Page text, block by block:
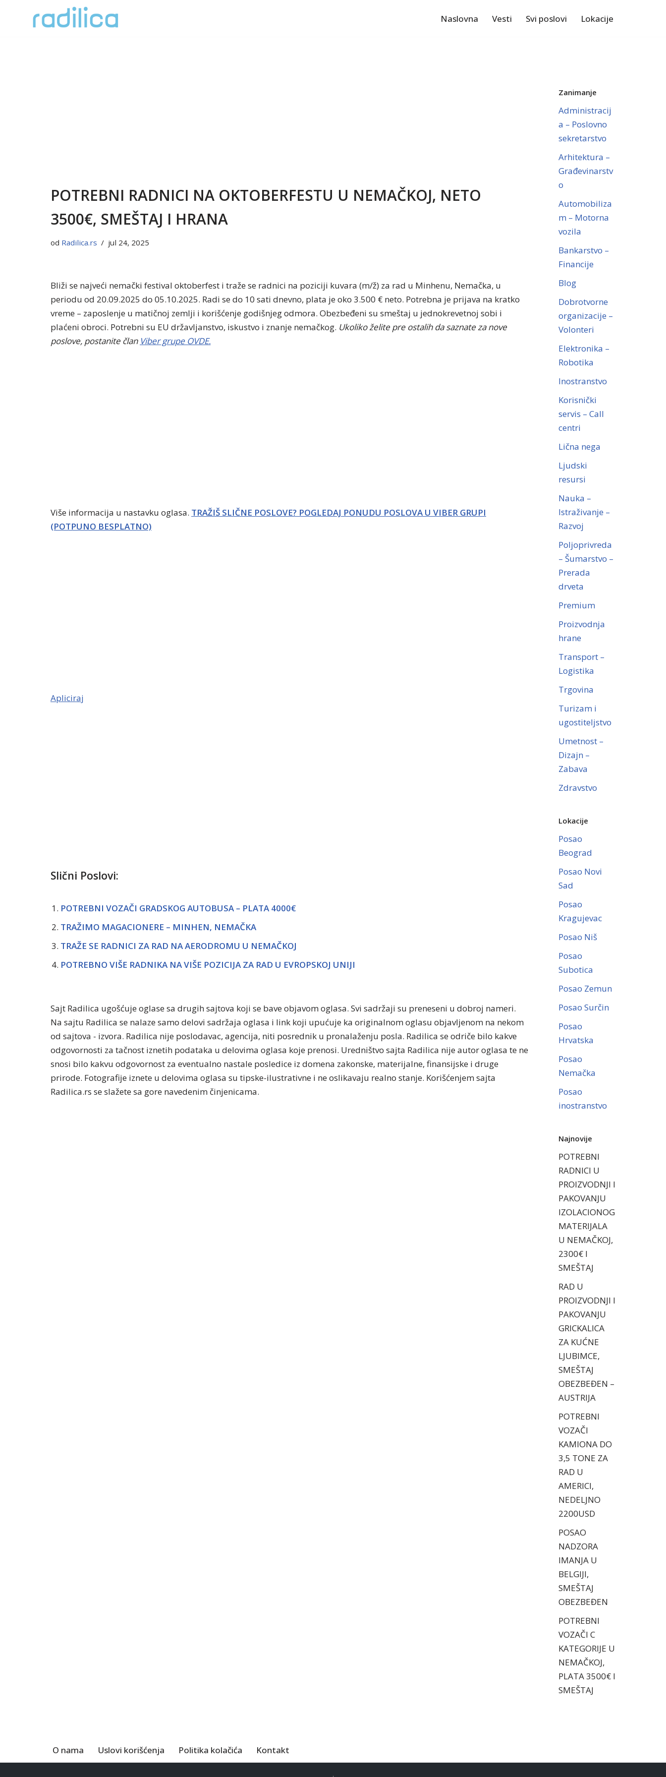
Naslovna Vesti Svi poslovi Lokacije
POTREBNI RADNICI NA OKTOBERFESTU U NEMAČKOJ, NETO
3500€, SMEŠTAJ I HRANA
od Radilica.rs jul 24, 2025
Bliži se najveći nemački festival oktoberfest i traže se radnici na poziciji kuvara (m/ž) za rad u Minhenu, Nemačka, u
periodu od 20.09.2025 do 05.10.2025. Radi se do 10 sati dnevno, plata je oko 3.500 € neto. Potrebna je prijava na kratko
vreme – zaposlenje u matičnoj zemlji i korišćenje godišnjeg odmora. Obezbeđeni su smeštaj u jednokrevetnoj sobi i
plaćeni obroci. Potrebni su EU državljanstvo, iskustvo i znanje nemačkog. Ukoliko želite pre ostalih da saznate za nove
poslove, postanite član Viber grupe OVDE.
Više informacija u nastavku oglasa. TRAŽIŠ SLIČNE POSLOVE? POGLEDAJ PONUDU POSLOVA U VIBER GRUPI
(POTPUNO BESPLATNO)
Apliciraj
Slični Poslovi:
POTREBNI VOZAČI GRADSKOG AUTOBUSA – PLATA 4000€
TRAŽIMO MAGACIONERE – MINHEN, NEMAČKA
TRAŽE SE RADNICI ZA RAD NA AERODROMU U NEMAČKOJ
POTREBNO VIŠE RADNIKA NA VIŠE POZICIJA ZA RAD U EVROPSKOJ UNIJI
Sajt Radilica ugošćuje oglase sa drugih sajtova koji se bave objavom oglasa. Svi sadržaji su preneseni u dobroj nameri.
Na sajtu Radilica se nalaze samo delovi sadržaja oglasa i link koji upućuje ka originalnom oglasu objavljenom na nekom
od sajtova - izvora. Radilica nije poslodavac, agencija, niti posrednik u pronalaženju posla. Radilica se odriče bilo kakve
odgovornosti za tačnost iznetih podataka u delovima oglasa koje prenosi. Uredništvo sajta Radilica nije autor oglasa te ne
snosi bilo kakvu odgovornost za eventualno nastale posledice iz domena zakonske, materijalne, finansijske i druge
prirode. Fotografije iznete u delovima oglasa su tipske-ilustrativne i ne oslikavaju realno stanje. Korišćenjem sajta
Radilica.rs se slažete sa gore navedenim činjenicama.
Zanimanje
Administracij
a – Poslovno
sekretarstvo
Arhitektura –
Građevinarstv
o
Automobiliza
m – Motorna
vozila
Bankarstvo –
Financije
Blog
Dobrotvorne
organizacije –
Volonteri
Elektronika –
Robotika
Inostranstvo
Korisnički
servis – Call
centri
Lična nega
Ljudski
resursi
Nauka –
Istraživanje –
Razvoj
Poljoprivreda
– Šumarstvo –
Prerada
drveta
Premium
Proizvodnja
hrane
Transport –
Logistika
Trgovina
Turizam i
ugostiteljstvo
Umetnost –
Dizajn –
Zabava
Zdravstvo
Lokacije
Posao
Beograd
Posao Novi
Sad
Posao
Kragujevac
Posao Niš
Posao
Subotica
Posao Zemun
Posao Surčin
Posao
Hrvatska
Posao
Nemačka
Posao
inostranstvo
Najnovije
POTREBNI
RADNICI U
PROIZVODNJI I
PAKOVANJU
IZOLACIONOG
MATERIJALA
U NEMAČKOJ,
2300€ I
SMEŠTAJ
RAD U
PROIZVODNJI I
PAKOVANJU
GRICKALICA
ZA KUĆNE
LJUBIMCE,
SMEŠTAJ
OBEZBEĐEN –
AUSTRIJA
POTREBNI
VOZAČI
KAMIONA DO
3,5 TONE ZA
RAD U
AMERICI,
NEDELJNO
2200USD
POSAO
NADZORA
IMANJA U
BELGIJI,
SMEŠTAJ
OBEZBEĐEN
POTREBNI
VOZAČI C
KATEGORIJE U
NEMAČKOJ,
PLATA 3500€ I
SMEŠTAJ
O nama Uslovi korišćenja Politika kolačića Kontakt